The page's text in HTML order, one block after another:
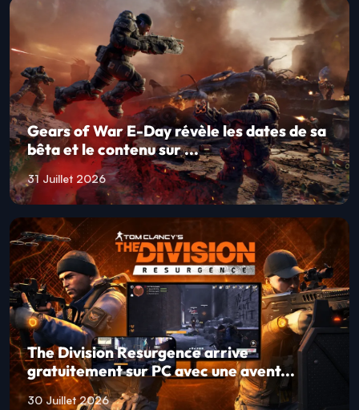
Gears of War E-Day révèle les dates de sa
bêta et le contenu sur ...
31 Juillet 2026
The Division Resurgence arrive
gratuitement sur PC avec une avent...
30 Juillet 2026